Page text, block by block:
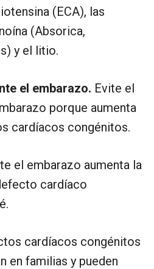
(ECA), las
(Absorica,
y el litio.
el embarazo. Evite el
porque aumenta
cardíacos congénitos.
el embarazo aumenta la
cardíaco
cardíacos congénitos
en familias y pueden